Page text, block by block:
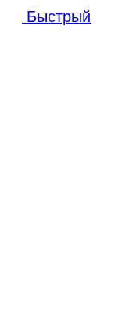
Быстрый